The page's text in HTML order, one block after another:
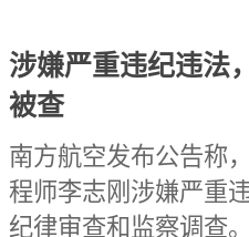
涉嫌严重违纪违法
被查
南方航空发布公告称
程师李志刚涉嫌严重
纪律审查和监察调查。